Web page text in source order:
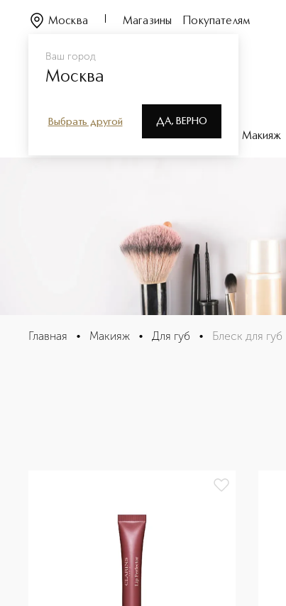
Ваш город
Москва
Выбрать другой ДА, ВЕРНО
Москва Магазины Покупателям
Парфюмерия Макияж
Главная • Макияж • Для губ • Блеск для губ